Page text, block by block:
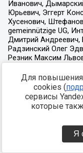
Для повышения
cookies (
сервисы
которые
Я